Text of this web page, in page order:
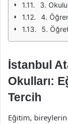
3.
4.
5.
İstanbul
Okulları:
Tercih
Eğitim,